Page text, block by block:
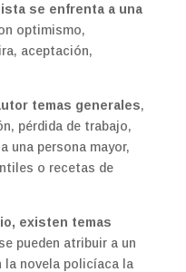
se enfrenta a una
optimismo,
aceptación,
temas generales,
pérdida de trabajo,
una persona mayor,
o recetas de
existen temas
pueden atribuir a un
la novela policíaca la